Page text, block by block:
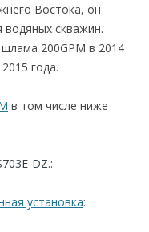
Востока, он
водяных скважин.
200GPM в 2014
года.
в том числе ниже
DZ.:
установка: